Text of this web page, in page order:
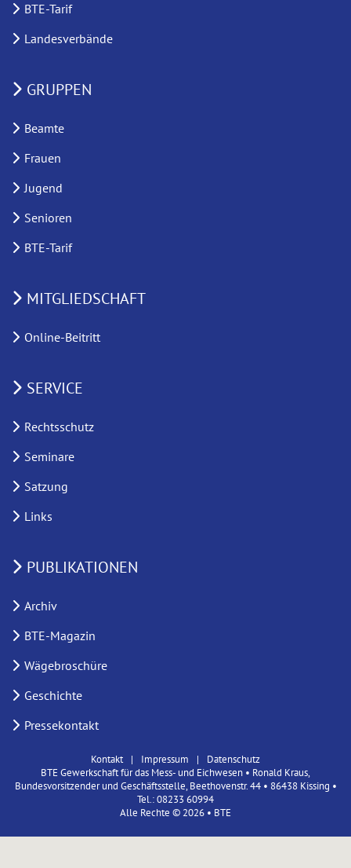
BTE-Tarif
Landesverbände
GRUPPEN
Beamte
Frauen
Jugend
Senioren
BTE-Tarif
MITGLIEDSCHAFT
Online-Beitritt
SERVICE
Rechtsschutz
Seminare
Satzung
Links
PUBLIKATIONEN
Archiv
BTE-Magazin
Wägebroschüre
Geschichte
Pressekontakt
Kontakt Impressum
Datenschutz
BTE Gewerkschaft für das Mess- und Eichwesen • Ronald Kraus,
Bundesvorsitzender und Geschäftsstelle, Beethovenstr. 44 • 86438 Kissing •
Tel.: 08233 60994
Alle Rechte © 2026 • BTE